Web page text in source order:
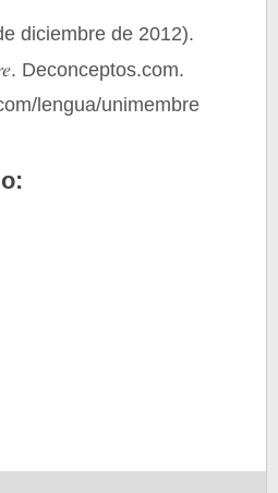
diciembre de 2012).
. Deconceptos.com.
lengua/unimembre